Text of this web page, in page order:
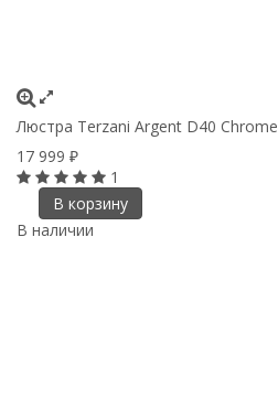
Люстра Terzani Argent D40 Chrome
17 999 ₽
1
В корзину
В наличии